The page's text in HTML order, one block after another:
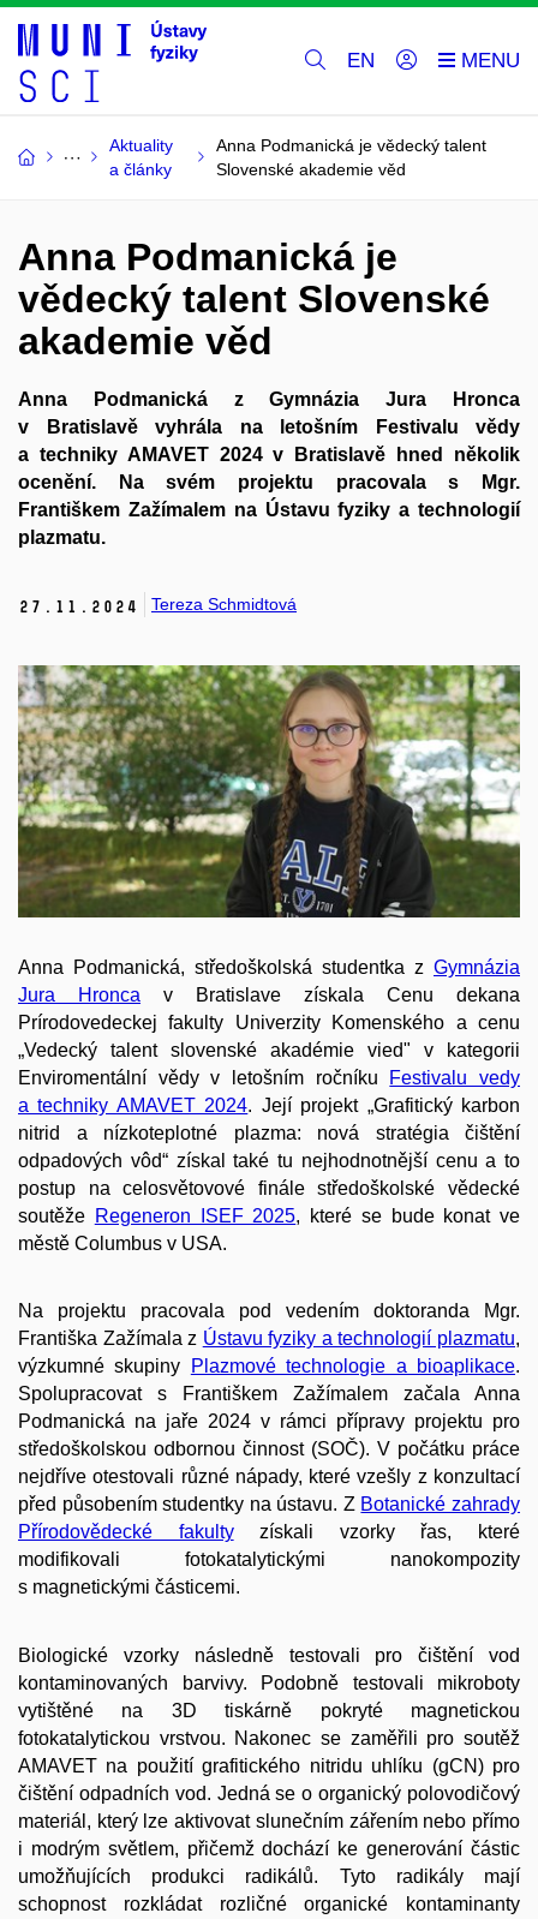
EN
Aktuality
a články
Anna Podmanická je vědecký talent
Slovenské akademie věd
Anna Podmanická je
vědecký talent Slovenské
akademie věd
Anna Podmanická z Gymnázia Jura Hronca
v Bratislavě vyhrála na letošním Festivalu vědy
a techniky AMAVET 2024 v Bratislavě hned několik
ocenění. Na svém projektu pracovala s Mgr.
Františkem Zažímalem na Ústavu fyziky a technologií
plazmatu.
27. 11. 2024 Tereza Schmidtová
Anna Podmanická, středoškolská studentka z Gymnázia
Jura Hronca v Bratislave získala Cenu dekana
Prírodovedeckej fakulty Univerzity Komenského a cenu
„Vedecký talent slovenské akadémie vied" v kategorii
Enviromentální vědy v letošním ročníku Festivalu vedy
a techniky AMAVET 2024. Její projekt „Grafitický karbon
nitrid a nízkoteplotné plazma: nová stratégia čištění
odpadových vôd“ získal také tu nejhodnotnější cenu a to
postup na celosvětovové finále středoškolské vědecké
soutěže Regeneron ISEF 2025, které se bude konat ve
městě Columbus v USA.
Na projektu pracovala pod vedením doktoranda Mgr.
Františka Zažímala z Ústavu fyziky a technologií plazmatu,
výzkumné skupiny
Plazmové technologie a bioaplikace.
Spolupracovat s Františkem Zažímalem začala Anna
Podmanická na jaře 2024 v rámci přípravy projektu pro
středoškolskou odbornou činnost (SOČ). V počátku práce
nejdříve otestovali různé nápady, které vzešly z konzultací
před působením studentky na ústavu. Z Botanické zahrady
Přírodovědecké fakultyzískali vzorky řas, které
modifikovali fotokatalytickými nanokompozity
s magnetickými částicemi.
Biologické vzorky následně testovali pro čištění vod
kontaminovaných barvivy. Podobně testovali mikroboty
vytištěné na 3D tiskárně pokryté magnetickou
fotokatalytickou vrstvou. Nakonec se zaměřili pro soutěž
AMAVET na použití grafitického nitridu uhlíku (gCN) pro
čištění odpadních vod. Jedná se o organický polovodičový
materiál, který lze aktivovat slunečním zářením nebo přímo
i modrým světlem, přičemž dochází ke generování částic
umožňujících produkci radikálů. Tyto radikály mají
schopnost rozkládat rozličné organické kontaminanty